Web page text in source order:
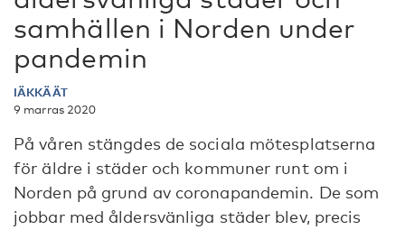
samhällen i Norden under
pandemin
IÄKKÄÄT
9 marras 2020
På våren stängdes de sociala mötesplatserna
för äldre i städer och kommuner runt om i
Norden på grund av coronapandemin. De som
jobbar med åldersvänliga städer blev, precis